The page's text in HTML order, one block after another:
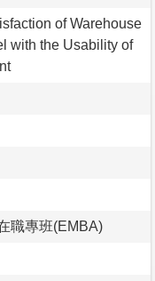
of Warehouse
with the Usability of
職專班(EMBA)